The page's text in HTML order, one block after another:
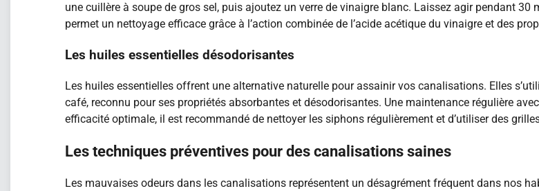
une cuillère à soupe de gros sel, puis ajoutez un verre de vinaigre blanc. Laissez agir pendant 30
permet un nettoyage efficace grâce à l’action combinée de l’acide acétique du vinaigre et des
Les huiles essentielles désodorisantes
Les huiles essentielles offrent une alternative naturelle pour assainir vos canalisations. Elles
café, reconnu pour ses propriétés absorbantes et désodorisantes. Une maintenance régulière
efficacité optimale, il est recommandé de nettoyer les siphons régulièrement et d’utiliser des
Les techniques préventives pour des canalisations saines
Les mauvaises odeurs dans les canalisations représentent un désagrément fréquent dans nos